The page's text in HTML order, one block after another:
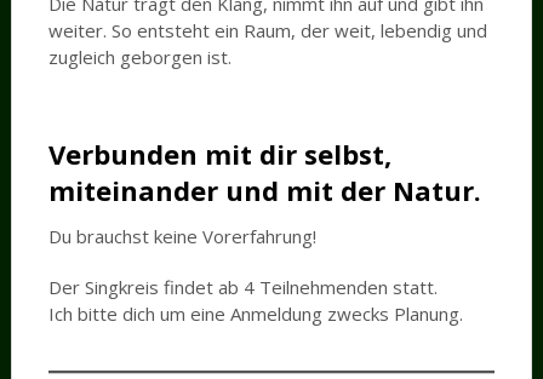
weiter. So entsteht ein Raum, der weit, lebendig und
zugleich geborgen ist.
Verbunden mit dir selbst,
miteinander und mit der Natur.
Du brauchst keine Vorerfahrung!
Der Singkreis findet ab 4 Teilnehmenden statt.
Ich bitte dich um eine Anmeldung zwecks Planung.